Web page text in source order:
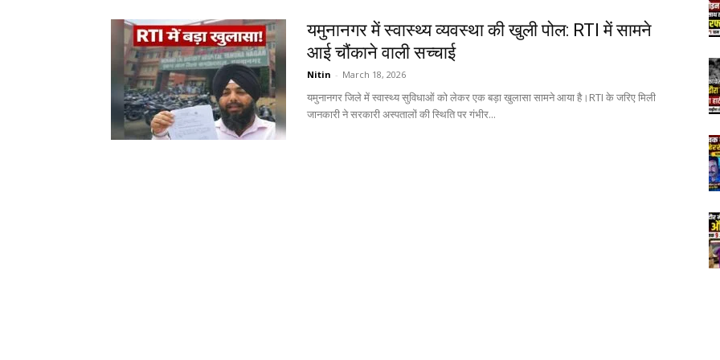
यमुनानगर में स्वास्थ्य व्यवस्था की खुली पोल: RTI में सामने
आई चौंकाने वाली सच्चाई
Nitin - March 18, 2026
यमुनानगर जिले में स्वास्थ्य सुविधाओं को लेकर एक बड़ा खुलासा सामने आया है।RTI के जरिए मिली
जानकारी ने सरकारी अस्पतालों की स्थिति पर गंभीर...